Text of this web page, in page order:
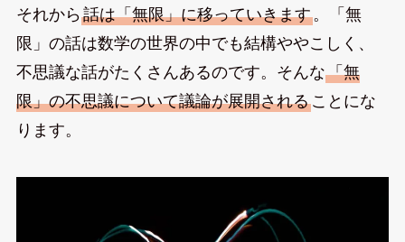
それから話は「無限」に移っていきます。「無
限」の話は数学の世界の中でも結構ややこしく、
不思議な話がたくさんあるのです。そんな「無
限」の不思議について議論が展開されることにな
ります。